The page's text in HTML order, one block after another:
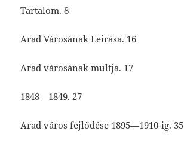
Tartalom. 8
Arad Városának Leirása. 16
Arad városának multja. 17
1848—1849. 27
Arad város fejlődése 1895—1910-ig. 35